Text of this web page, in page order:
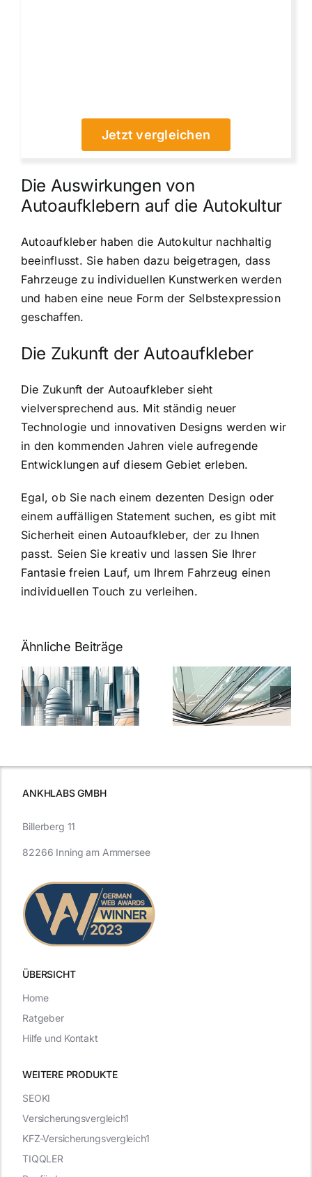
Jetzt vergleichen
Die Auswirkungen von
Autoaufklebern auf die Autokultur
Autoaufkleber haben die Autokultur nachhaltig
beeinflusst. Sie haben dazu beigetragen, dass
Fahrzeuge zu individuellen Kunstwerken werden
und haben eine neue Form der Selbstexpression
geschaffen.
Die Zukunft der Autoaufkleber
Die Zukunft der Autoaufkleber sieht
vielversprechend aus. Mit ständig neuer
Technologie und innovativen Designs werden wir
in den kommenden Jahren viele aufregende
Entwicklungen auf diesem Gebiet erleben.
Egal, ob Sie nach einem dezenten Design oder
einem auffälligen Statement suchen, es gibt mit
Sicherheit einen Autoaufkleber, der zu Ihnen
passt. Seien Sie kreativ und lassen Sie Ihrer
Fantasie freien Lauf, um Ihrem Fahrzeug einen
individuellen Touch zu verleihen.
Ähnliche Beiträge
5 Gründe,
warum
Nanoversiegelung
auf Glas
7
Expertentipps
für maximale
ANKHLABS GMBH
ÜBERSICHT
WEITERE PRODUKTE
Billerberg 11
82266 Inning am Ammersee
SEOKI
Versicherungsvergleich1
KFZ-Versicherungsvergleich1
TIQQLER
Home
Ratgeber
Hilfe und Kontakt